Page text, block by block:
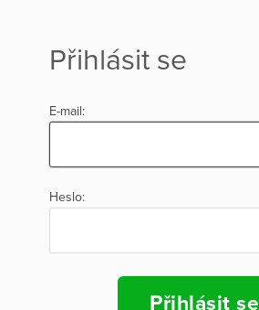
Přihlásit se
E-mail:
Heslo:
Přihlásit se